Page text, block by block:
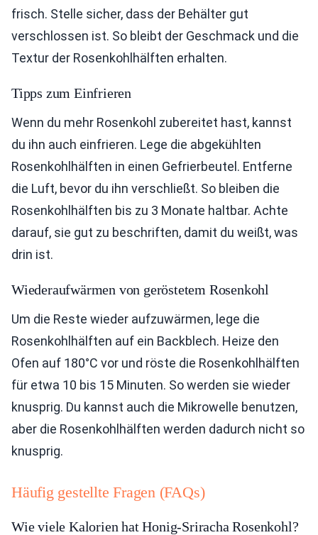
frisch. Stelle sicher, dass der Behälter gut
verschlossen ist. So bleibt der Geschmack und die
Textur der Rosenkohlhälften erhalten.
Tipps zum Einfrieren
Wenn du mehr Rosenkohl zubereitet hast, kannst
du ihn auch einfrieren. Lege die abgekühlten
Rosenkohlhälften in einen Gefrierbeutel. Entferne
die Luft, bevor du ihn verschließt. So bleiben die
Rosenkohlhälften bis zu 3 Monate haltbar. Achte
darauf, sie gut zu beschriften, damit du weißt, was
drin ist.
Wiederaufwärmen von geröstetem Rosenkohl
Um die Reste wieder aufzuwärmen, lege die
Rosenkohlhälften auf ein Backblech. Heize den
Ofen auf 180°C vor und röste die Rosenkohlhälften
für etwa 10 bis 15 Minuten. So werden sie wieder
knusprig. Du kannst auch die Mikrowelle benutzen,
aber die Rosenkohlhälften werden dadurch nicht so
knusprig.
Häufig gestellte Fragen (FAQs)
Wie viele Kalorien hat Honig-Sriracha Rosenkohl?